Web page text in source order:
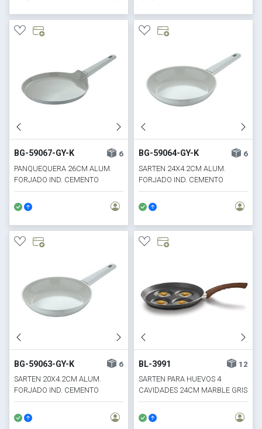
BG-59067-GY-K
6
PANQUEQUERA 26CM ALUM.
FORJADO IND. CEMENTO
BG-59064-GY-K
6
SARTEN 24X4.2CM ALUM.
FORJADO IND. CEMENTO
BG-59063-GY-K
6
SARTEN 20X4.2CM ALUM.
FORJADO IND. CEMENTO
BL-3991
12
SARTEN PARA HUEVOS 4
CAVIDADES 24CM MARBLE GRIS